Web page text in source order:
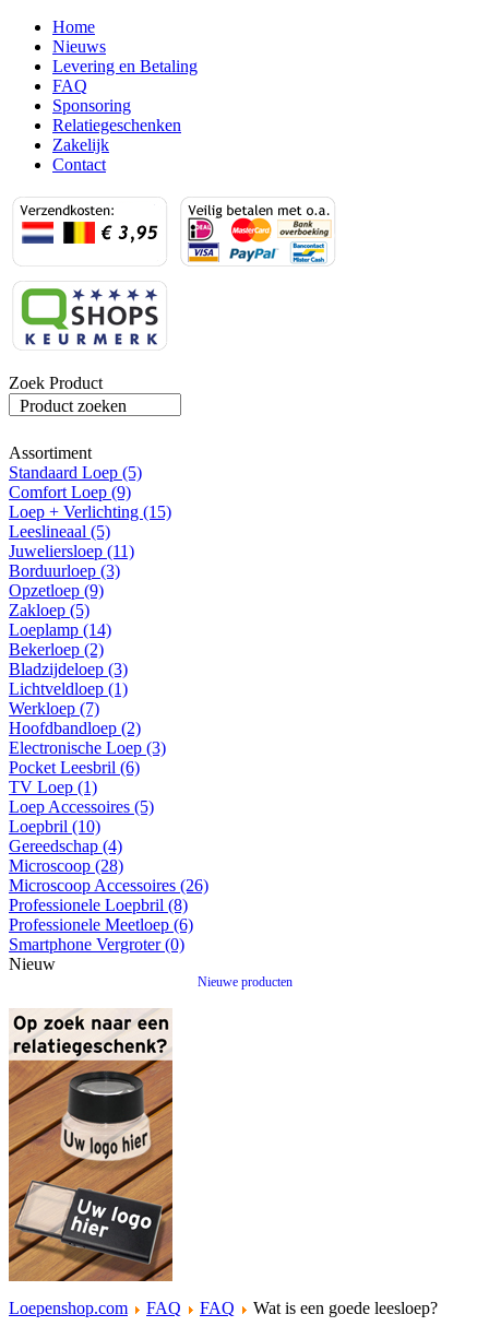
Home
Nieuws
Levering en Betaling
FAQ
Sponsoring
Relatiegeschenken
Zakelijk
Contact
Zoek Product
Product zoeken
Assortiment
Standaard Loep (5)
Comfort Loep (9)
Loep + Verlichting (15)
Leeslineaal (5)
Juweliersloep (11)
Borduurloep (3)
Opzetloep (9)
Zakloep (5)
Loeplamp (14)
Bekerloep (2)
Bladzijdeloep (3)
Lichtveldloep (1)
Werkloep (7)
Hoofdbandloep (2)
Electronische Loep (3)
Pocket Leesbril (6)
TV Loep (1)
Loep Accessoires (5)
Loepbril (10)
Gereedschap (4)
Microscoop (28)
Microscoop Accessoires (26)
Professionele Loepbril (8)
Professionele Meetloep (6)
Smartphone Vergroter (0)
Nieuw
Nieuwe producten
Loepenshop.com FAQ FAQ Wat is een goede leesloep?